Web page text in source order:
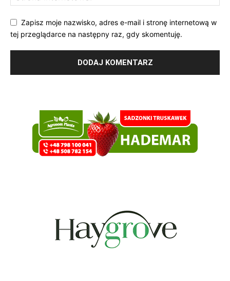
Zapisz moje nazwisko, adres e-mail i stronę internetową w
tej przeglądarce na następny raz, gdy skomentuję.